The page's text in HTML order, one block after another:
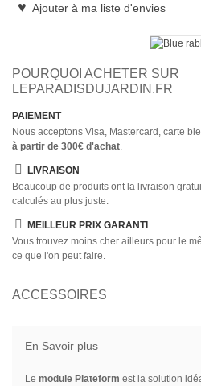
Ajouter à ma liste d'envies
POURQUOI ACHETER SUR
LEPARADISDUJARDIN.FR
PAIEMENT
Nous acceptons Visa, Mastercard, carte
à partir de 300€ d'achat
LIVRAISON
Beaucoup de produits ont la livraison
calculés au plus juste.
MEILLEUR PRIX GARANTI
Vous trouvez moins cher ailleurs pour le
ce que l'on peut faire.
ACCESSOIRES
En Savoir plus
Le module Plateform est la solution